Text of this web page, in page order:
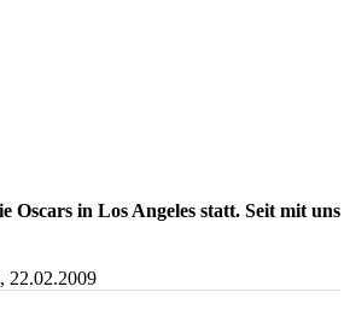
Oscars in Los Angeles statt. Seit mit uns
22.02.2009